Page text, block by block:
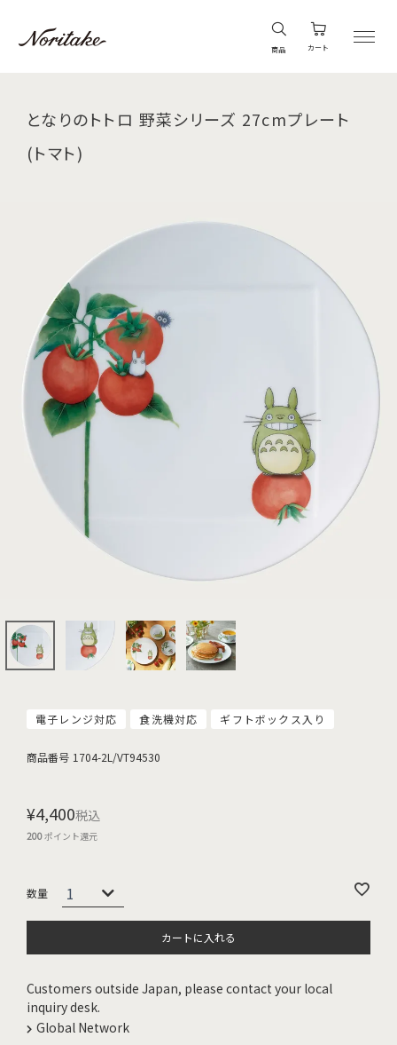
商品 カート
となりのトトロ 野菜シリーズ 27cmプレート
(トマト)
電子レンジ対応 食洗機対応 ギフトボックス入り
商品番号 1704-2L/VT94530
¥4,400税込
200ポイント還元
カートに入れる
Customers outside Japan, please contact your local
inquiry desk.
Global Network